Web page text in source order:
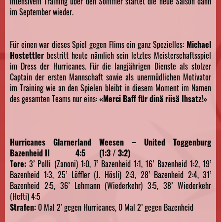
im September wieder.
Für einen war dieses Spiel gegen Flims ein ganz Spezielles: Michael
Hostettler bestritt heute nämlich sein letztes Meisterschaftsspiel
im Dress der Hurricanes. Für die langjährigen Dienste als stolzer
Captain der ersten Mannschaft sowie als unermüdlichen Motivator
im Training wie an den Spielen bleibt in diesem Moment im Namen
des gesamten Teams nur eins:«Merci Baff für dinä riisä Ihsatz!»
Hurricanes Glarnerland Weesen – United Toggenburg
Bazenheid II 4:5 (1:3 / 3:2)
Tore: 3’ Polli (Zanoni) 1:0, 7’ Bazenheid 1:1, 16’ Bazenheid 1:2, 19’
Bazenheid 1:3, 25’ Löffler (J. Hösli) 2:3, 28’ Bazenheid 2:4, 31’
Bazenheid 2:5, 36’ Lehmann (Wiederkehr) 3:5, 38’ Wiederkehr
(Hefti) 4:5
Strafen: 0 Mal 2’ gegen Hurricanes, 0 Mal 2’ gegen Bazenheid